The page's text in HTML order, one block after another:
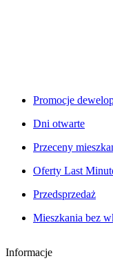
Promocje
Dni otwarte
Przeceny
Oferty Last
Przedsprzedaż
Mieszkania bez
Informacje